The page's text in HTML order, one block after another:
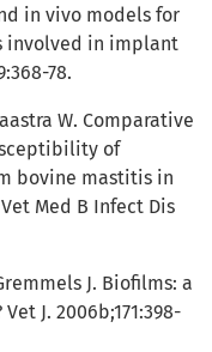
in vivo models for
involved in implant
78.
W. Comparative
of
bovine mastitis in
Med B Infect Dis
J. Biofilms: a
J. 2006b;171:398-